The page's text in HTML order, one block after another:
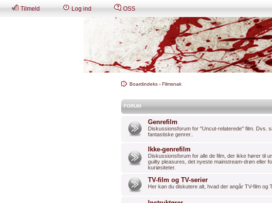
Tilmeld Log ind OSS
Boardindeks ‹ Filmsnak
FORUM
Genrefilm
Diskussionsforum for "Uncut-relaterede" film. Dvs.
fantastiske genrer..
Ikke-genrefilm
Diskussionsforum for alle de film, der ikke hører til
guilty pleasures, det nyeste mainstream-drøn eller
kuriøsiteter.
TV-film og TV-serier
Her kan du diskutere alt, hvad der angår TV-film og